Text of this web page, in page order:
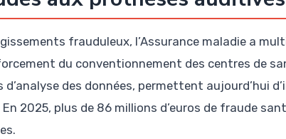
frauduleux, l’Assurance maladie a
du conventionnement des centres de
des données, permettent aujourd’hui
2025, plus de 86 millions d’euros de fraude